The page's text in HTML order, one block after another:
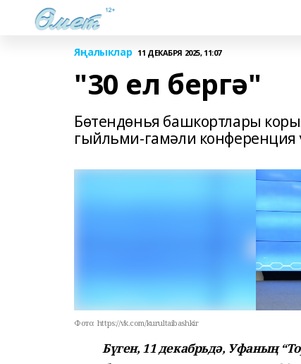
Яңалыклар 11 ДЕКАБРЯ 2025, 11:07
"30 ел бергә"
Бөтендөнья башкортлары
гыйльми-гамәли конференция
Фото: https://vk.com/kurultaibashkir
Бүген, 11 декабрьдә, Уфаның